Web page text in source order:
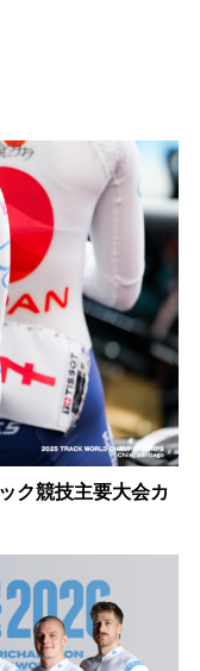
ク競技主要大会カ